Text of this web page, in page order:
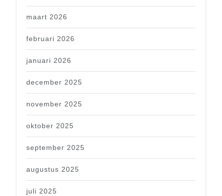
maart 2026
februari 2026
januari 2026
december 2025
november 2025
oktober 2025
september 2025
augustus 2025
juli 2025